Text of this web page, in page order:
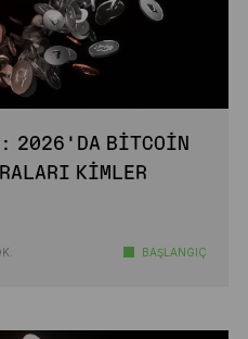
2026’DA BITCOIN
KIMLER
BAŞLANGIÇ